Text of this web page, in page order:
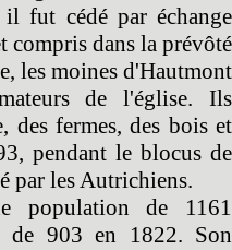
fut cédé par échange
compris dans la prévôté
les moines d'Hautmont
de l'église. Ils
des fermes, des bois et
pendant le blocus de
par les Autrichiens.
population de 1161
de 903 en 1822. Son